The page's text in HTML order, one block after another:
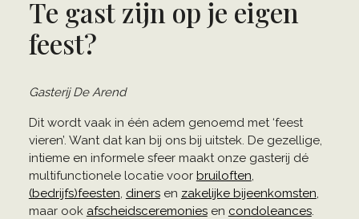
Te gast zijn op je eigen
feest?
Gasterij De Arend
Dit wordt vaak in één adem genoemd met ‘feest
vieren’. Want dat kan bij ons bij uitstek. De gezellige,
intieme en informele sfeer maakt onze gasterij dé
multifunctionele locatie voor bruiloften,
(bedrijfs)feesten, dinersen zakelijke bijeenkomsten,
maar ook afscheidsceremoniesen condoleances.